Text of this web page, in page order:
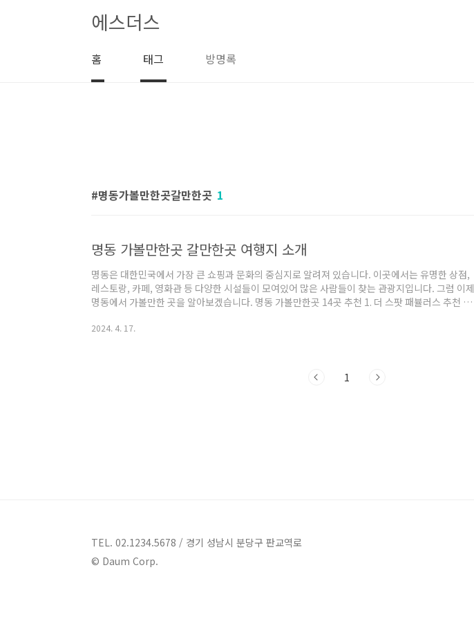
에스더스
홈 태그 방명록
명동가볼만한곳갈만한곳 1
명동 가볼만한곳 갈만한곳 여행지 소개
명동은 대한민국에서 가장 큰 쇼핑과 문화의 중심지로 알려져 있습니다. 이곳에서는 유명한 상점,
레스토랑, 카페, 영화관 등 다양한 시설들이 모여있어 많은 사람들이 찾는 관광지입니다. 그럼 이제
명동에서 가볼만한 곳을 알아보겠습니다. 명동 가볼만한곳 14곳 추천 1. 더 스팟 패뷸러스 추천 주
앤틱한 매력이 새겨진 60년 넘은 근대 건축물입니다. 이 공간은 현대의 색채를 입혀 리뉴얼되어서
2024. 4. 17.
1
TEL. 02.1234.5678 / 경기 성남시 분당구 판교역로
© Daum Corp.